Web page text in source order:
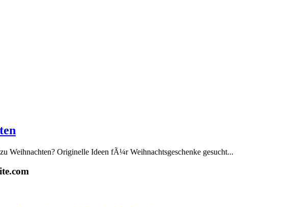
Weihnachten? Originelle Ideen fÃ¼r Weihnachtsgeschenke gesucht...